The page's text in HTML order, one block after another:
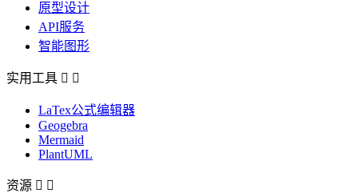
原型设计
API服务
智能图形
实用工具  
LaTex公式编辑器
Geogebra
Mermaid
PlantUML
资源  